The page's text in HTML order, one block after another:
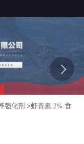
强化剂 >虾青素 2% 食